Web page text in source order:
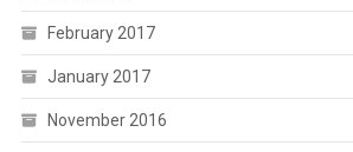
February 2017
January 2017
November 2016